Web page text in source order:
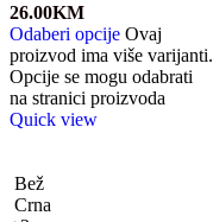
26.00KM
Odaberi opcije Ovaj
proizvod ima više varijanti.
Opcije se mogu odabrati
na stranici proizvoda
Quick view
Bež
Crna